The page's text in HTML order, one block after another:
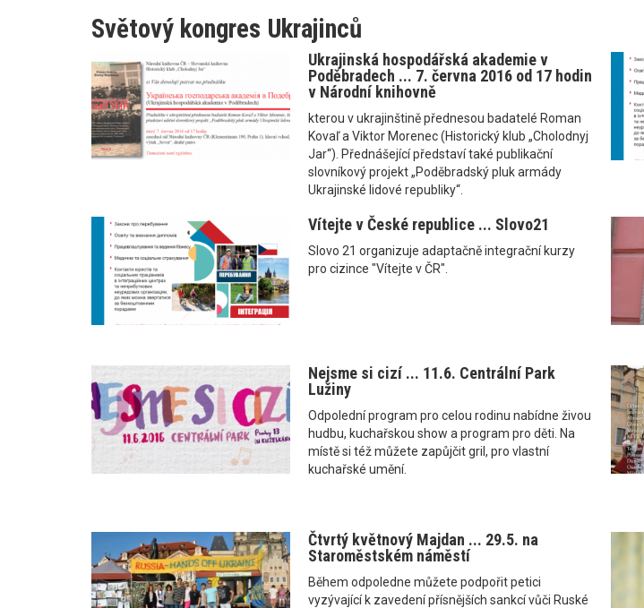
Světový kongres Ukrajinců
Ukrajinská hospodářská akademie v
Poděbradech ... 7. června 2016 od 17 hodin
v Národní knihovně
kterou v ukrajinštině přednesou badatelé Roman
Kovaľ a Viktor Morenec (Historický klub „Cholodnyj
Jar“). Přednášející představí také publikační
slovníkový projekt „Poděbradský pluk armády
Ukrajinské lidové republiky“.
Vítejte v České republice ... Slovo21
Slovo 21 organizuje adaptačně integrační kurzy
pro cizince "Vítejte v ČR".
Nejsme si cizí ... 11.6. Centrální Park
Lužiny
Odpolední program pro celou rodinu nabídne živou
hudbu, kuchařskou show a program pro děti. Na
místě si též můžete zapůjčit gril, pro vlastní
kuchařské umění.
Čtvrtý květnový Majdan ... 29.5. na
Staroměstském náměstí
Během odpoledne můžete podpořit petici
vyzývající k zavedení přísnějších sankcí vůči Ruské